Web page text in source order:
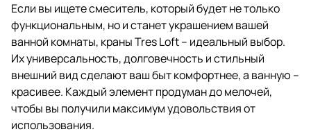
Если вы ищете смеситель, который будет не только
функциональным, но и станет украшением вашей
ванной комнаты, краны Tres Loft – идеальный выбор.
Их универсальность, долговечность и стильный
внешний вид сделают ваш быт комфортнее, а ванную –
красивее. Каждый элемент продуман до мелочей,
чтобы вы получили максимум удовольствия от
использования.